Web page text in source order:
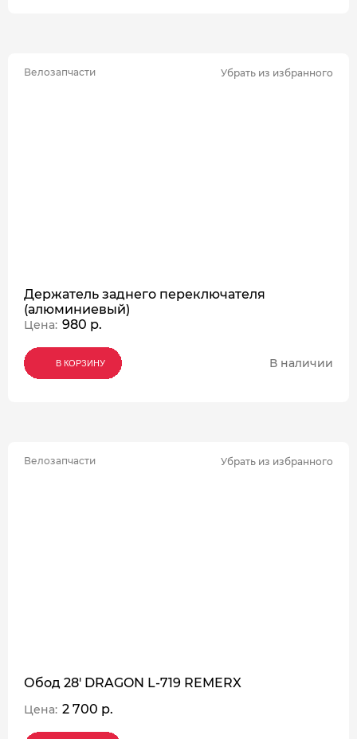
Велозапчасти Убрать из избранного
Держатель заднего переключателя
(алюминиевый)
Цена: 980 р.
В КОРЗИНУ
В КОРЗИНУ
В КОРЗИНУ В наличии
Велозапчасти Убрать из избранного
Обод 28' DRAGON L-719 REMERX
Цена: 2 700 р.